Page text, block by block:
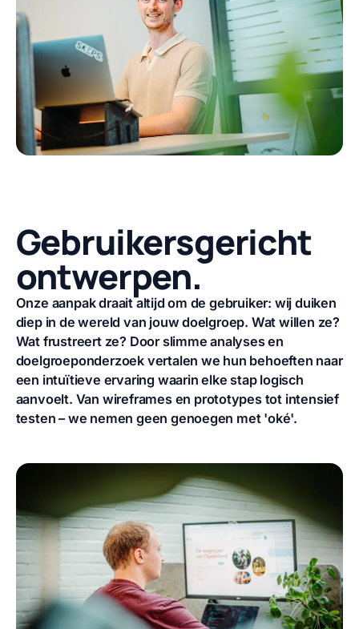
Gebruikersgericht
ontwerpen.
Onze aanpak draait altijd om de gebruiker: wij duiken
diep in de wereld van jouw doelgroep. Wat willen ze?
Wat frustreert ze? Door slimme analyses en
doelgroeponderzoek vertalen we hun behoeften naar
een intuïtieve ervaring waarin elke stap logisch
aanvoelt. Van wireframes en prototypes tot intensief
testen – we nemen geen genoegen met 'oké'.